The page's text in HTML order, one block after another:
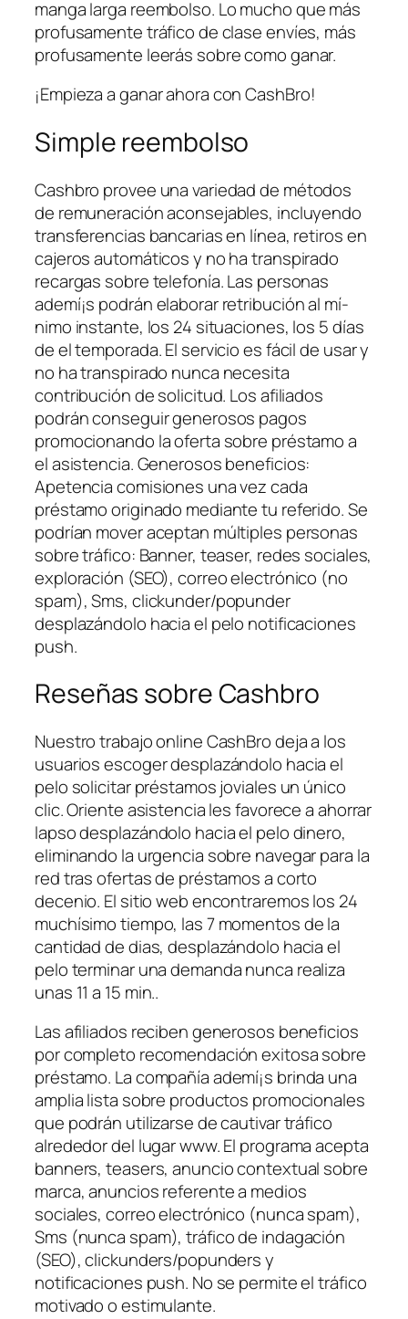
manga larga reembolso. Lo mucho que más
profusamente tráfico de clase envíes, más
profusamente leerás sobre como ganar.
¡Empieza a ganar ahora con CashBro!
Simple reembolso
Cashbro provee una variedad de métodos
de remuneración aconsejables, incluyendo
transferencias bancarias en línea, retiros en
cajeros automáticos y no ha transpirado
recargas sobre telefonía. Las personas
ademí¡s podrán elaborar retribución al mí­
nimo instante, los 24 situaciones, los 5 días
de el temporada. El servicio es fácil de usar y
no ha transpirado nunca necesita
contribución de solicitud. Los afiliados
podrán conseguir generosos pagos
promocionando la oferta sobre préstamo a
el asistencia. Generosos beneficios:
Apetencia comisiones una vez cada
préstamo originado mediante tu referido. Se
podrí­an mover aceptan múltiples personas
sobre tráfico: Banner, teaser, redes sociales,
exploración (SEO), correo electrónico (no
spam), Sms, clickunder/popunder
desplazándolo hacia el pelo notificaciones
push.
Reseñas sobre Cashbro
Nuestro trabajo online CashBro deja a los
usuarios escoger desplazándolo hacia el
pelo solicitar préstamos joviales un único
clic. Oriente asistencia les favorece a ahorrar
lapso desplazándolo hacia el pelo dinero,
eliminando la urgencia sobre navegar para la
red tras ofertas de préstamos a corto
decenio. El sitio web encontraremos los 24
muchísimo tiempo, las 7 momentos de la
cantidad de dias, desplazándolo hacia el
pelo terminar una demanda nunca realiza
unas 11 a 15 min..
Las afiliados reciben generosos beneficios
por completo recomendación exitosa sobre
préstamo. La compañía ademí¡s brinda una
amplia lista sobre productos promocionales
que podrán utilizarse de cautivar tráfico
alrededor del lugar www. El programa acepta
banners, teasers, anuncio contextual sobre
marca, anuncios referente a medios
sociales, correo electrónico (nunca spam),
Sms (nunca spam), tráfico de indagación
(SEO), clickunders/popunders y
notificaciones push. No se permite el tráfico
motivado o estimulante.